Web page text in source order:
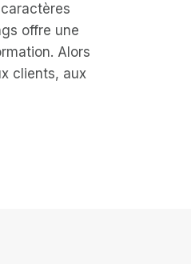
offre une
Alors
clients, aux